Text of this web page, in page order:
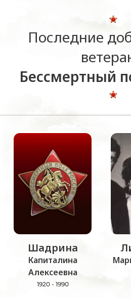
Последние
Бессмертный
Шадрина
Капиталина
Алексеевна
1920 - 1990